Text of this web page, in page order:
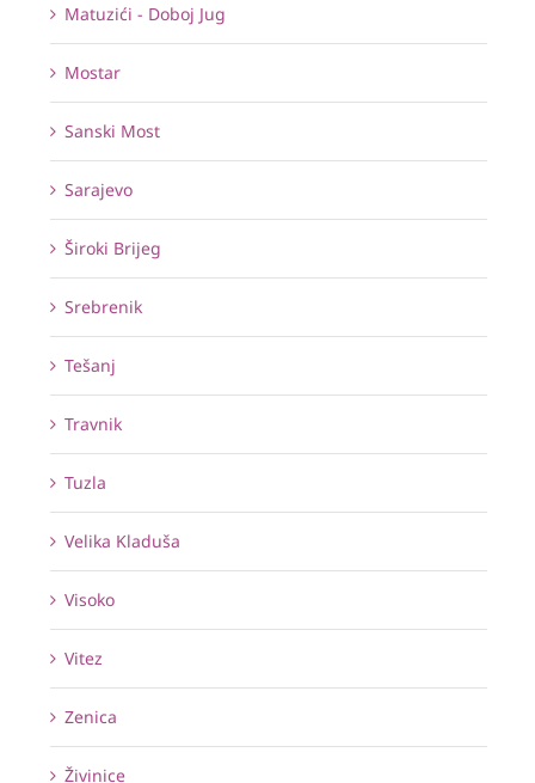
Matuzići - Doboj Jug
Mostar
Sanski Most
Sarajevo
Široki Brijeg
Srebrenik
Tešanj
Travnik
Tuzla
Velika Kladuša
Visoko
Vitez
Zenica
Živinice